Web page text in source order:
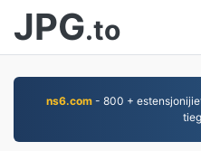
JPG.to
ns6.com- 800 +